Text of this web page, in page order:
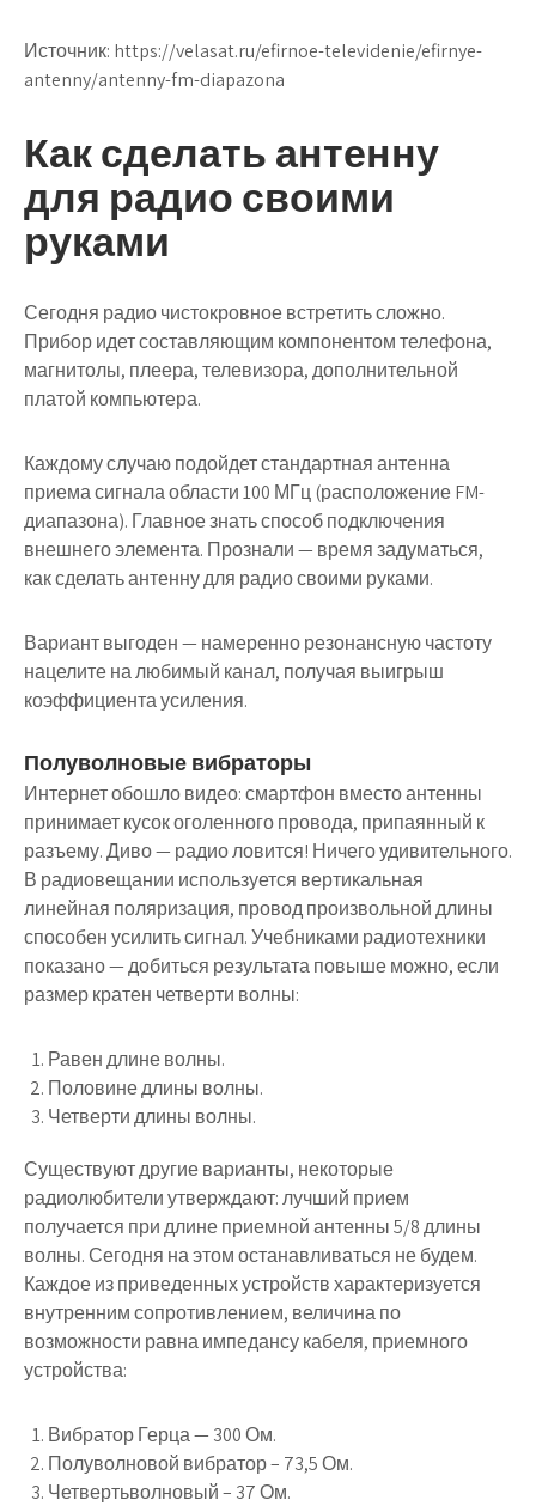
Источник: https://velasat.ru/efirnoe-televidenie/efirnye-
antenny/antenny-fm-diapazona
Как сделать антенну
для радио своими
руками
Сегодня радио чистокровное встретить сложно.
Прибор идет составляющим компонентом телефона,
магнитолы, плеера, телевизора, дополнительной
платой компьютера.
Каждому случаю подойдет стандартная антенна
приема сигнала области 100 МГц (расположение FM-
диапазона). Главное знать способ подключения
внешнего элемента. Прознали — время задуматься,
как сделать антенну для радио своими руками.
Вариант выгоден — намеренно резонансную частоту
нацелите на любимый канал, получая выигрыш
коэффициента усиления.
Полуволновые вибраторы
Интернет обошло видео: смартфон вместо антенны
принимает кусок оголенного провода, припаянный к
разъему. Диво — радио ловится! Ничего удивительного.
В радиовещании используется вертикальная
линейная поляризация, провод произвольной длины
способен усилить сигнал. Учебниками радиотехники
показано — добиться результата повыше можно, если
размер кратен четверти волны:
Равен длине волны.
Половине длины волны.
Четверти длины волны.
Существуют другие варианты, некоторые
радиолюбители утверждают: лучший прием
получается при длине приемной антенны 5/8 длины
волны. Сегодня на этом останавливаться не будем.
Каждое из приведенных устройств характеризуется
внутренним сопротивлением, величина по
возможности равна импедансу кабеля, приемного
устройства:
Вибратор Герца — 300 Ом.
Полуволновой вибратор – 73,5 Ом.
Четвертьволновый – 37 Ом.